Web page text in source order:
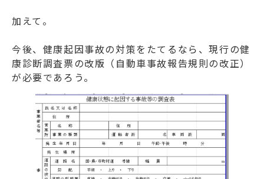
加えて。
今後、健康起因事故の対策をたてるなら、現行の健
康診断調査票の改版（自動車事故報告規則の改正）
が必要であろう。